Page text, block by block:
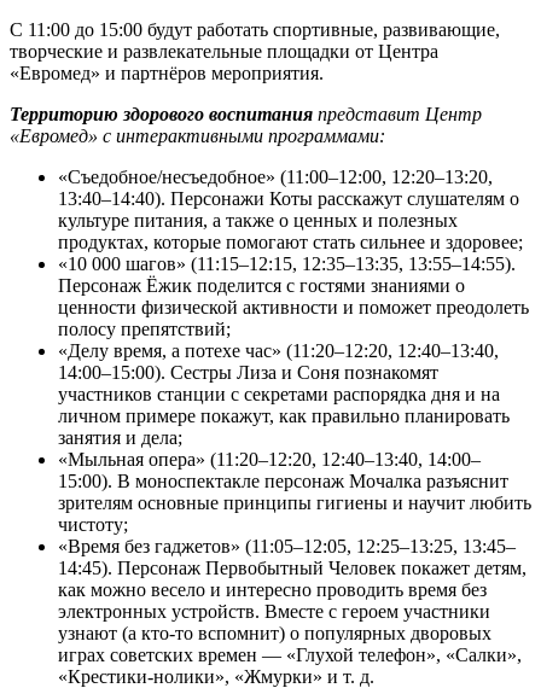
С 11:00 до 15:00 будут работать спортивные, развивающие,
творческие и развлекательные площадки от Центра
«Евромед» и партнёров мероприятия.
Территорию здорового воспитания представит Центр
«Евромед» с интерактивными программами:
«Съедобное/несъедобное» (11:00–12:00, 12:20–13:20,
13:40–14:40). Персонажи Коты расскажут слушателям о
культуре питания, а также о ценных и полезных
продуктах, которые помогают стать сильнее и здоровее;
«10 000 шагов» (11:15–12:15, 12:35–13:35, 13:55–14:55).
Персонаж Ёжик поделится с гостями знаниями о
ценности физической активности и поможет преодолеть
полосу препятствий;
«Делу время, а потехе час» (11:20–12:20, 12:40–13:40,
14:00–15:00). Сестры Лиза и Соня познакомят
участников станции с секретами распорядка дня и на
личном примере покажут, как правильно планировать
занятия и дела;
«Мыльная опера» (11:20–12:20, 12:40–13:40, 14:00–
15:00). В моноспектакле персонаж Мочалка разъяснит
зрителям основные принципы гигиены и научит любить
чистоту;
«Время без гаджетов» (11:05–12:05, 12:25–13:25, 13:45–
14:45). Персонаж Первобытный Человек покажет детям,
как можно весело и интересно проводить время без
электронных устройств. Вместе с героем участники
узнают (а кто-то вспомнит) о популярных дворовых
играх советских времен — «Глухой телефон», «Салки»,
«Крестики-нолики», «Жмурки» и т. д.